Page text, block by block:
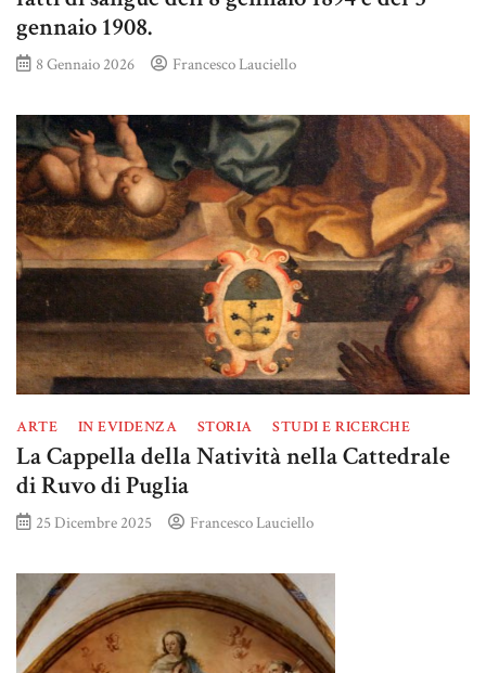
gennaio 1908.
8 Gennaio 2026 Francesco Lauciello
ARTE IN EVIDENZA STORIA STUDI E RICERCHE
La Cappella della Natività nella Cattedrale
di Ruvo di Puglia
25 Dicembre 2025 Francesco Lauciello